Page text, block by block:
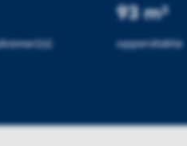
93 m²
oppervlakte